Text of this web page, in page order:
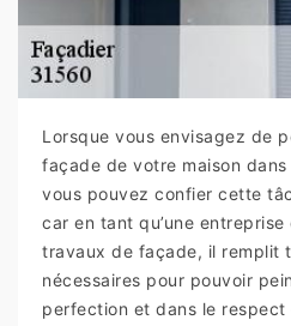
Lorsque vous envisagez de
façade de votre maison
vous pouvez confier cette
car en tant qu’une
travaux de façade, il remplit
nécessaires pour pouvoir
perfection et dans le respect